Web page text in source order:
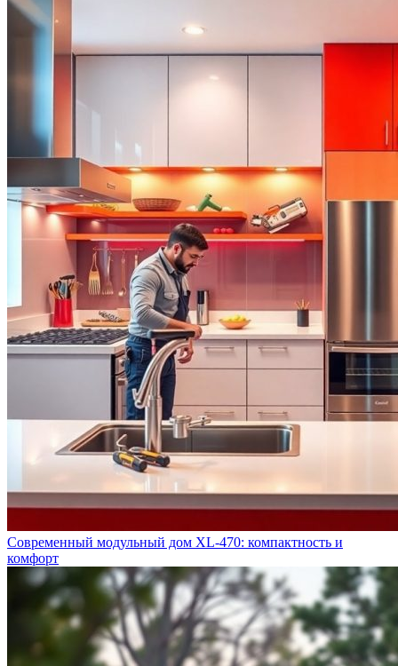
Современный модульный дом XL-470: компактность и
комфорт